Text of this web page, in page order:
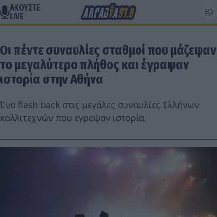
ΑΚΟΥΣΤΕ
LIVE
Οι πέντε συναυλίες σταθμοί που μάζεψαν
το μεγαλύτερο πλήθος και έγραψαν
ιστορία στην Αθήνα
Ένα flash back στις μεγάλες συναυλίες Ελλήνων
καλλιτεχνών που έγραψαν ιστορία.